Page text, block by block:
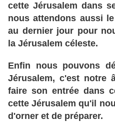
cette Jérusalem dans
nous attendons aussi
au dernier jour pour
la Jérusalem céleste.
Enfin nous pouvons
Jérusalem, c'est notre
faire son entrée dans
cette Jérusalem qu'il
d'orner et de préparer.